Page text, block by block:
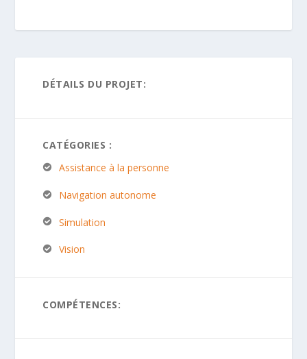
DÉTAILS DU PROJET:
CATÉGORIES :
Assistance à la personne
Navigation autonome
Simulation
Vision
COMPÉTENCES: